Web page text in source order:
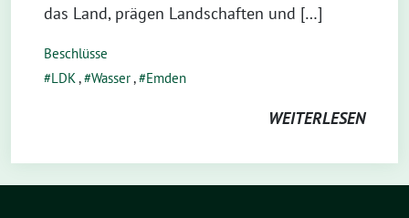
das Land, prägen Landschaften und […]
Beschlüsse
LDK, Wasser, Emden
WEITERLESEN